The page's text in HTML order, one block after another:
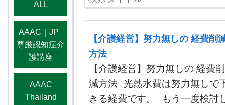
ALL
AAAC｜JP_
尊厳認知症介
護講座
AAAC
Thailand
【介護経営】努力無しの 経費削
方法
【介護経営】努力無しの 経費削
減方法 光熱水費は努力無しで
きる経費です。 もう一度検討